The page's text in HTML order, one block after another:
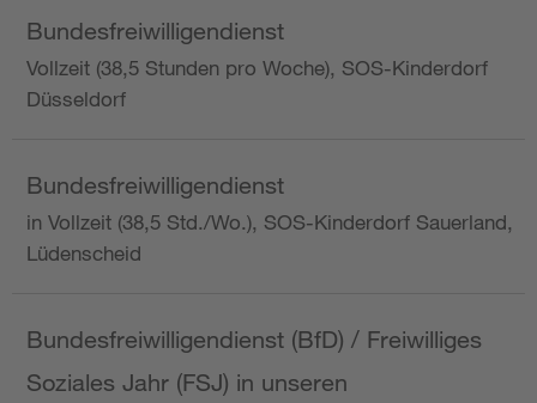
Bundesfreiwilligendienst
Vollzeit (38,5 Stunden pro Woche), SOS-Kinderdorf
Düsseldorf
Bundesfreiwilligendienst
in Vollzeit (38,5 Std./Wo.), SOS-Kinderdorf Sauerland,
Lüdenscheid
Bundesfreiwilligendienst (BfD) / Freiwilliges
Soziales Jahr (FSJ) in unseren